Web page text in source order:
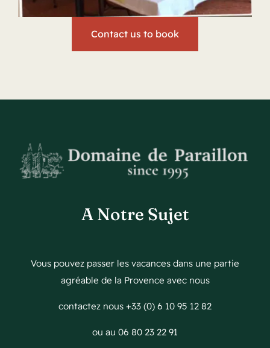
Contact us to book
A Notre Sujet
Vous pouvez passer les vacances dans une partie
agréable de la Provence avec nous
contactez nous +33 (0) 6 10 95 12 82
ou au 06 80 23 22 91